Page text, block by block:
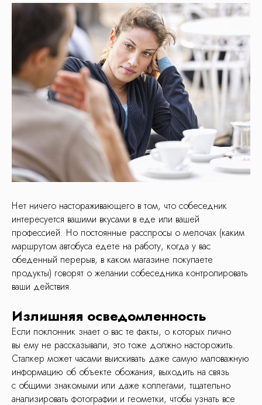
Нет ничего настораживающего в том, что собеседник
интересуется вашими вкусами в еде или вашей
профессией. Но постоянные расспросы о мелочах (каким
маршрутом автобуса едете на работу, когда у вас
обеденный перерыв, в каком магазине покупаете
продукты) говорят о желании собеседника контролировать
ваши действия.
Излишняя осведомленность
Если поклонник знает о вас те факты, о которых лично
вы ему не рассказывали, это тоже должно насторожить.
Сталкер может часами выискивать даже самую маловажную
информацию об объекте обожания, выходить на связь
с общими знакомыми или даже коллегами, тщательно
анализировать фотографии и геометки, чтобы узнать все